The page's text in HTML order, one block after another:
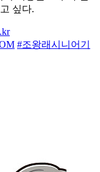
싶다.
#조왕래시니어기